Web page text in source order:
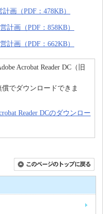
画（PDF：478KB）
計画（PDF：858KB）
計画（PDF：662KB）
Acrobat Reader DC（旧
でダウンロードできま
Reader DCのダウンロー